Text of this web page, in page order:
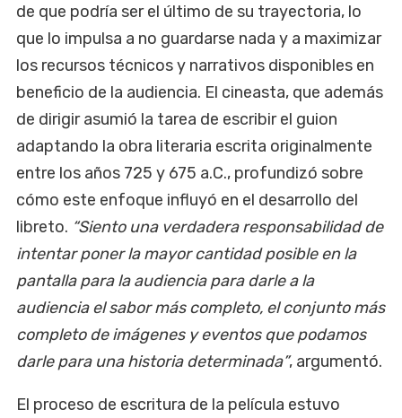
de que podría ser el último de su trayectoria, lo
que lo impulsa a no guardarse nada y a maximizar
los recursos técnicos y narrativos disponibles en
beneficio de la audiencia. El cineasta, que además
de dirigir asumió la tarea de escribir el guion
adaptando la obra literaria escrita originalmente
entre los años 725 y 675 a.C., profundizó sobre
cómo este enfoque influyó en el desarrollo del
libreto. “Siento una verdadera responsabilidad de
intentar poner la mayor cantidad posible en la
pantalla para la audiencia para darle a la
audiencia el sabor más completo, el conjunto más
completo de imágenes y eventos que podamos
darle para una historia determinada”, argumentó.
El proceso de escritura de la película estuvo